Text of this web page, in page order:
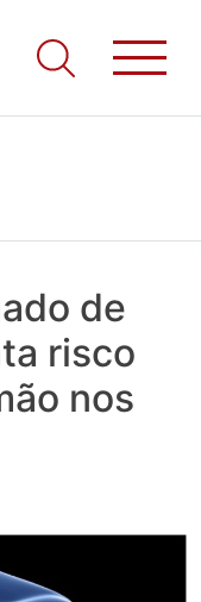
Onde as notícias
na Saúde!
de
risco
nos